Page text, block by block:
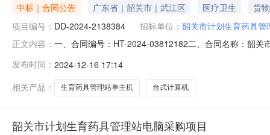
中标｜合同公告 广东省｜韶关市｜武江区 医疗卫生
货物
项目编号： DD-2024-2138384 招标单位： 韶关市计划生育药具管
正文内容： 一、合同编号：HT-2024-03812182二、合同名称：韶
商（乙方）：广州正道科技有限公司地址：天河北路
发布时间： 2024-12-16 17:14
相关产品：
生育药具管理站单主机 台式计算机
韶关市计划生育药具管理站电脑采购项目